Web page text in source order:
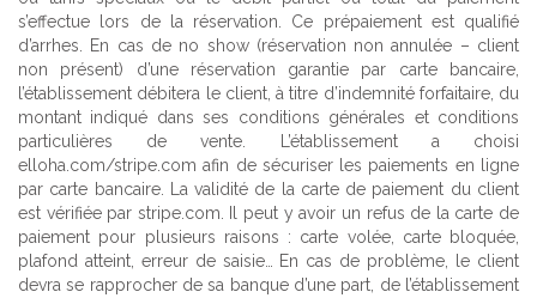
s’effectue lors de la réservation. Ce prépaiement est qualifié
d’arrhes. En cas de no show (réservation non annulée – client
non présent) d’une réservation garantie par carte bancaire,
l’établissement débitera le client, à titre d’indemnité forfaitaire, du
montant indiqué dans ses conditions générales et conditions
particulières de vente. L’établissement a choisi
elloha.com/stripe.com afin de sécuriser les paiements en ligne
par carte bancaire. La validité de la carte de paiement du client
est vérifiée par stripe.com. Il peut y avoir un refus de la carte de
paiement pour plusieurs raisons : carte volée, carte bloquée,
plafond atteint, erreur de saisie… En cas de problème, le client
devra se rapprocher de sa banque d’une part, de l’établissement